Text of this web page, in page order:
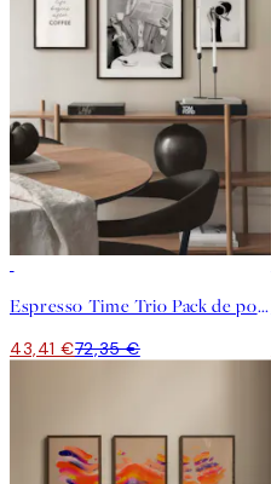
Espresso Time Trio Pack de posters
43,41 €72,35 €